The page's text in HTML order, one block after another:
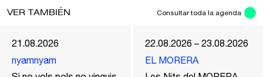
VER TAMBIÉN Consultar toda la agenda
21.08.2026
nyamnyam
22.08.2026 – 23.08.2026
EL MORERA